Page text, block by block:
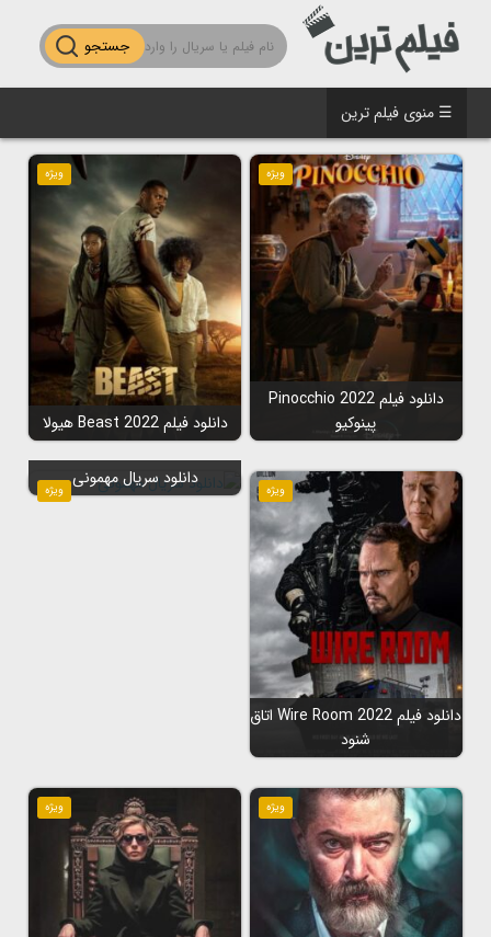
جستجو
☰ منوی فیلم ترین
ویژه
دانلود فیلم Pinocchio 2022
پینوکیو
ویژه
دانلود فیلم Beast 2022 هیولا
ویژه
دانلود فیلم Wire Room 2022 اتاق
شنود
ویژه
دانلود سریال مهمونی
ویژه ویژه